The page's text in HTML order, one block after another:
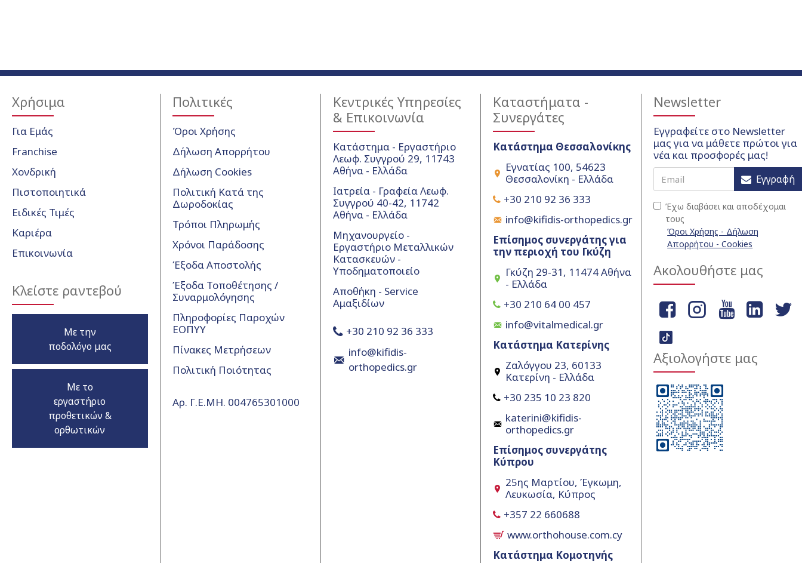
Χρήσιμα
Για Εμάς
Franchise
Χονδρική
Πιστοποιητικά
Ειδικές Τιμές
Καριέρα
Επικοινωνία
Κλείστε ραντεβού
Με την
ποδολόγο μας
Με το
εργαστήριο
προθετικών &
ορθωτικών
Πολιτικές
Όροι Χρήσης
Δήλωση Απορρήτου
Δήλωση Cookies
Πολιτική Κατά της
Δωροδοκίας
Τρόποι Πληρωμής
Χρόνοι Παράδοσης
Έξοδα Αποστολής
Έξοδα Τοποθέτησης /
Συναρμολόγησης
Πληροφορίες Παροχών
ΕΟΠΥΥ
Πίνακες Μετρήσεων
Πολιτική Ποιότητας
Αρ. Γ.Ε.ΜΗ. 004765301000
Κεντρικές Υπηρεσίες
& Επικοινωνία
Κατάστημα - Εργαστήριο
Λεωφ. Συγγρού 29, 11743
Αθήνα - Ελλάδα
Ιατρεία - Γραφεία Λεωφ.
Συγγρού 40-42, 11742
Αθήνα - Ελλάδα
Μηχανουργείο -
Εργαστήριο Μεταλλικών
Κατασκευών -
Υποδηματοποιείο
Αποθήκη - Service
Αμαξιδίων
+30 210 92 36 333
info@kifidis-
orthopedics.gr
Καταστήματα -
Συνεργάτες
Κατάστημα Θεσσαλονίκης
Εγνατίας 100, 54623
Θεσσαλονίκη - Ελλάδα
+30 210 92 36 333
info@kifidis-orthopedics.gr
Επίσημος συνεργάτης για
την περιοχή του Γκύζη
Γκύζη 29-31, 11474 Αθήνα
- Ελλάδα
+30 210 64 00 457
info@vitalmedical.gr
Κατάστημα Κατερίνης
Ζαλόγγου 23, 60133
Κατερίνη - Ελλάδα
+30 235 10 23 820
katerini@kifidis-
orthopedics.gr
Επίσημος συνεργάτης
Κύπρου
25ης Μαρτίου, Έγκωμη,
Λευκωσία, Κύπρος
+357 22 660688
www.orthohouse.com.cy
Κατάστημα Κομοτηνής
Newsletter
Εγγραφείτε στο Newsletter
μας για να μάθετε πρώτοι για
νέα και προσφορές μας!
Εγγραφή
Έχω διαβάσει και αποδέχομαι
τους
Όροι Χρήσης - Δήλωση
Απορρήτου - Cookies
Ακολουθήστε μας
Αξιολογήστε μας